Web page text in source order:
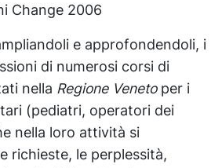
Change 2006
e approfondendoli, i
di numerosi corsi di
nella Regione Venetoper i
(pediatri, operatori dei
nella loro attività si
richieste, le perplessità,